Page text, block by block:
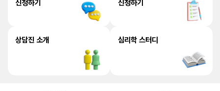
신청하기
신청하기
상담진 소개 심리학 스터디